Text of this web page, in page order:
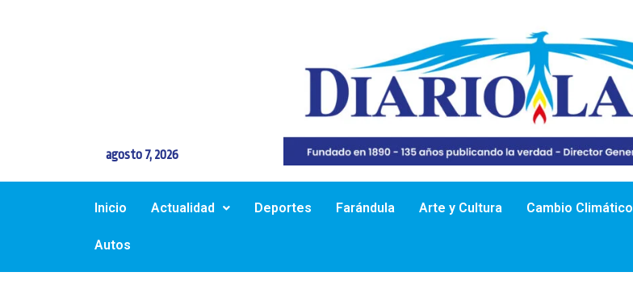
agosto 7, 2026
Inicio Actualidad Deportes Farándula Arte y Cultura Cambio Climático
Autos